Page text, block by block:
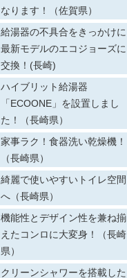
なります！（佐賀県）
給湯器の不具合をきっかけに
最新モデルのエコジョーズに
交換！(長崎)
ハイブリット給湯器
「ECOONE」を設置しまし
た！（長崎県）
家事ラク！食器洗い乾燥機！
（長崎県）
綺麗で使いやすいトイレ空間
へ（長崎県）
機能性とデザイン性を兼ね揃
えたコンロに大変身！（長崎
県）
クリーンシャワーを搭載した